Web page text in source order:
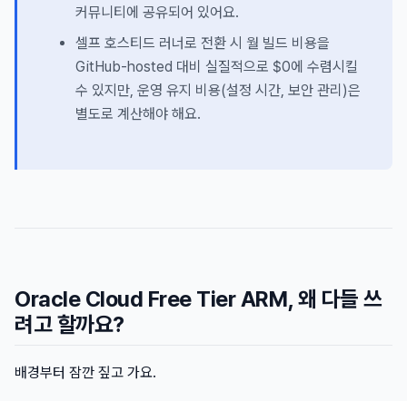
커뮤니티에 공유되어 있어요.
셀프 호스티드 러너로 전환 시 월 빌드 비용을
GitHub-hosted 대비 실질적으로 $0에 수렴시킬
수 있지만, 운영 유지 비용(설정 시간, 보안 관리)은
별도로 계산해야 해요.
Oracle Cloud Free Tier ARM, 왜 다들 쓰
려고 할까요?
배경부터 잠깐 짚고 가요.